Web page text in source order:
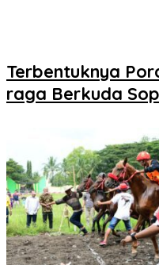
Terbentuknya
raga Berkuda